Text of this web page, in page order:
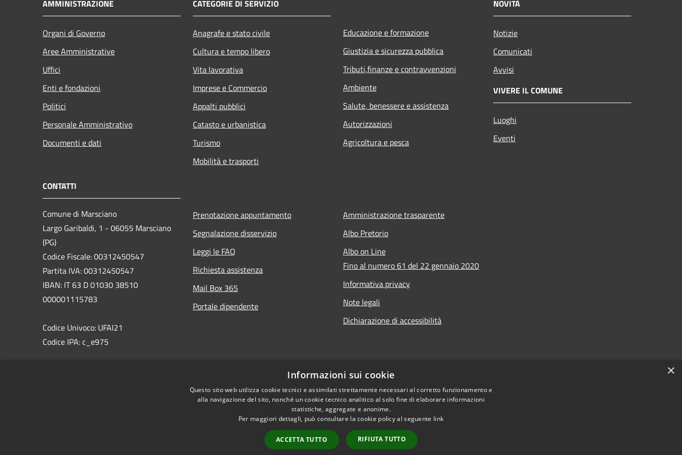
AMMINISTRAZIONE
Organi di Governo
Aree Amministrative
Uffici
Enti e fondazioni
Politici
Personale Amministrativo
Documenti e dati
CATEGORIE DI SERVIZIO
Anagrafe e stato civile
Cultura e tempo libero
Vita lavorativa
Imprese e Commercio
Appalti pubblici
Catasto e urbanistica
Turismo
Mobilità e trasporti
Educazione e formazione
Giustizia e sicurezza pubblica
Tributi,finanze e contravvenzioni
Ambiente
Salute, benessere e assistenza
Autorizzazioni
Agricoltura e pesca
NOVITÀ
Notizie
Comunicati
Avvisi
VIVERE IL COMUNE
Luoghi
Eventi
CONTATTI
Comune di Marsciano
Largo Garibaldi, 1 - 06055 Marsciano
(PG)
Codice Fiscale: 00312450547
Partita IVA: 00312450547
IBAN: IT 63 D 01030 38510
000001115783
Codice Univoco: UFAI21
Codice IPA: c_e975
Prenotazione appuntamento
Segnalazione disservizio
Leggi le FAQ
Richiesta assistenza
Mail Box 365
Portale dipendente
Amministrazione trasparente
Albo Pretorio
Albo on Line
Fino al numero 61 del 22 gennaio 2020
Informativa privacy
Note legali
Dichiarazione di accessibilità
×
Informazioni sui cookie
Questo sito web utilizza cookie tecnici e assimilati strettamente necessari al corretto funzionamento e
alla navigazione del sito, nonché un cookie tecnico analitico al solo fine di elaborare informazioni
statistiche, aggregate e anonime.
Per maggiori dettagli, può consultare la cookie policy al seguente link
ACCETTA TUTTO RIFIUTA TUTTO